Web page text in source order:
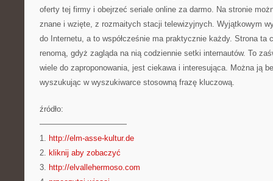
oferty tej firmy i obejrzeć seriale online za darmo. Na stronie
znane i wzięte, z rozmaitych stacji telewizyjnych. Wyjątkowym
do Internetu, a to współcześnie ma praktycznie każdy. Strona ta
renomą, gdyż zagląda na nią codziennie setki internautów. To
wiele do zaproponowania, jest ciekawa i interesująca. Można ją
wyszukując w wyszukiwarce stosowną frazę kluczową.
źródło:
———————————
1. http://elm-asse-kultur.de
2. kliknij aby zobaczyć
3. http://elvallehermoso.com